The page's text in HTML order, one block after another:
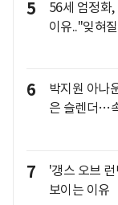
5
56세 엄정화
이유.."잊혀
6
박지원 아나
은 슬렌더…
7
'갱스 오브
보이는 이유